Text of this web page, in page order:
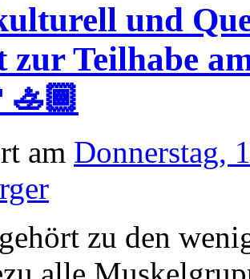
und
zur Teilhabe
🚣🏾
am Donnerstag,
zu den